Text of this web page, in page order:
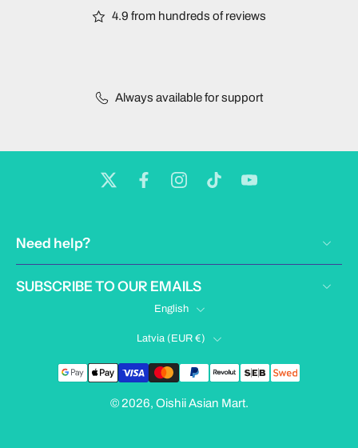
4.9 from hundreds of reviews
Always available for support
Need help?
SUBSCRIBE TO OUR EMAILS
English
Latvia ‎(EUR €)‎
© 2026, Oishii Asian Mart.